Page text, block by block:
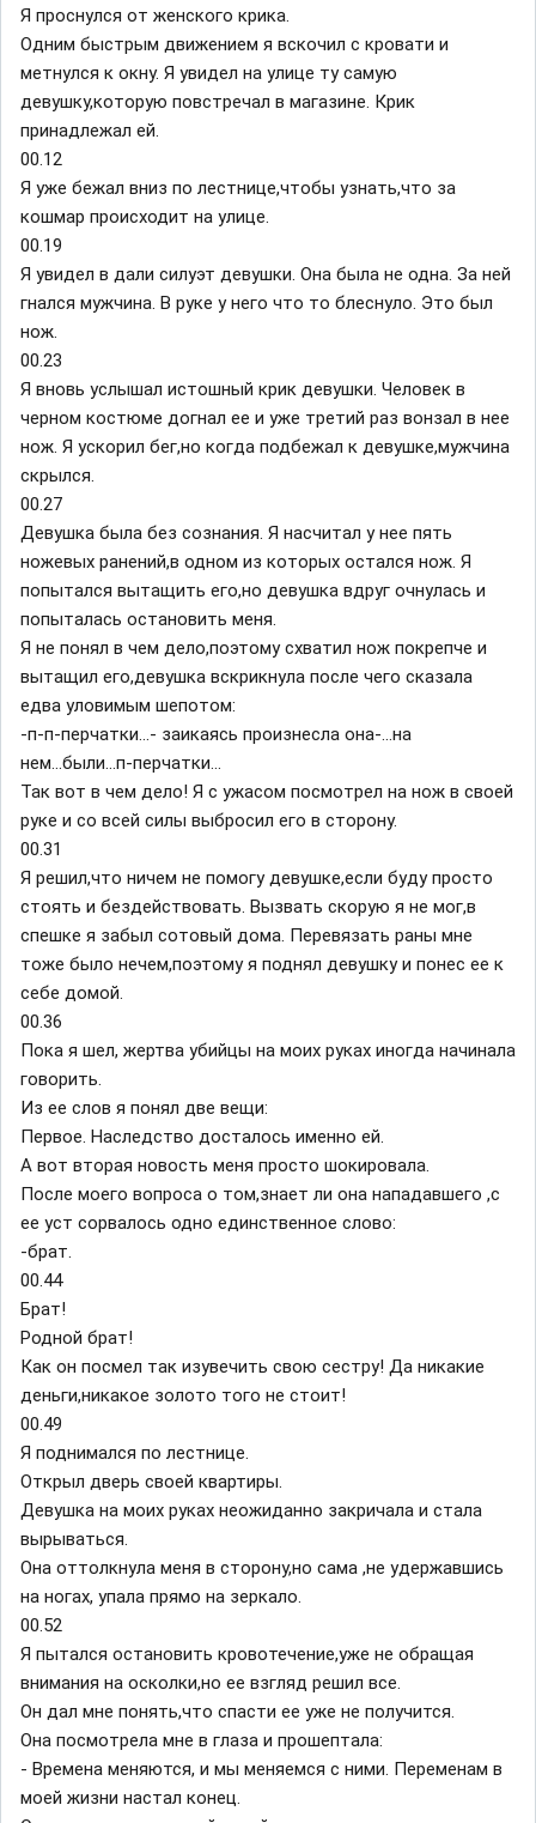
Я проснулся от женского крика.
Одним быстрым движением я вскочил с кровати и
метнулся к окну. Я увидел на улице ту самую
девушку,которую повстречал в магазине. Крик
принадлежал ей.
00.12
Я уже бежал вниз по лестнице,чтобы узнать,что за
кошмар происходит на улице.
00.19
Я увидел в дали силуэт девушки. Она была не одна. За ней
гнался мужчина. В руке у него что то блеснуло. Это был
нож.
00.23
Я вновь услышал истошный крик девушки. Человек в
черном костюме догнал ее и уже третий раз вонзал в нее
нож. Я ускорил бег,но когда подбежал к девушке,мужчина
скрылся.
00.27
Девушка была без сознания. Я насчитал у нее пять
ножевых ранений,в одном из которых остался нож. Я
попытался вытащить его,но девушка вдруг очнулась и
попыталась остановить меня.
Я не понял в чем дело,поэтому схватил нож покрепче и
вытащил его,девушка вскрикнула после чего сказала
едва уловимым шепотом:
-п-п-перчатки...- заикаясь произнесла она-...на
нем...были...п-перчатки...
Так вот в чем дело! Я с ужасом посмотрел на нож в своей
руке и со всей силы выбросил его в сторону.
00.31
Я решил,что ничем не помогу девушке,если буду просто
стоять и бездействовать. Вызвать скорую я не мог,в
спешке я забыл сотовый дома. Перевязать раны мне
тоже было нечем,поэтому я поднял девушку и понес ее к
себе домой.
00.36
Пока я шел, жертва убийцы на моих руках иногда начинала
говорить.
Из ее слов я понял две вещи:
Первое. Наследство досталось именно ей.
А вот вторая новость меня просто шокировала.
После моего вопроса о том,знает ли она нападавшего ,с
ее уст сорвалось одно единственное слово:
-брат.
00.44
Брат!
Родной брат!
Как он посмел так изувечить свою сестру! Да никакие
деньги,никакое золото того не стоит!
00.49
Я поднимался по лестнице.
Открыл дверь своей квартиры.
Девушка на моих руках неожиданно закричала и стала
вырываться.
Она оттолкнула меня в сторону,но сама ,не удержавшись
на ногах, упала прямо на зеркало.
00.52
Я пытался остановить кровотечение,уже не обращая
внимания на осколки,но ее взгляд решил все.
Он дал мне понять,что спасти ее уже не получится.
Она посмотрела мне в глаза и прошептала:
- Времена меняются, и мы меняемся с ними. Переменам в
моей жизни настал конец.